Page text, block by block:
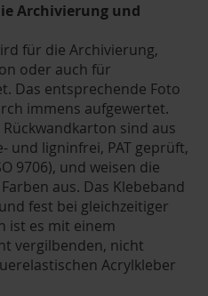
Archivierung und
für die Archivierung,
oder auch für
Das entsprechende Foto
immens aufgewertet.
sind aus
und ligninfrei, PAT geprüft,
9706), und weisen die
aus. Das Klebeband
fest bei gleichzeitiger
ist es mit einem
vergilbenden, nicht
Acrylkleber